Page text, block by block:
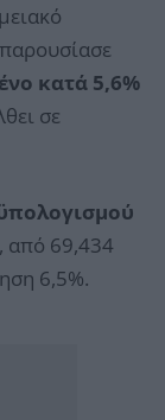
κατά 5,6%
σε
από 69,434
6,5%.